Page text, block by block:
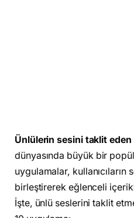
Ünlülerin sesini taklit
dünyasında büyük bir
uygulamalar, kullanıcıların
birleştirerek eğlenceli
İşte, ünlü seslerini taklit